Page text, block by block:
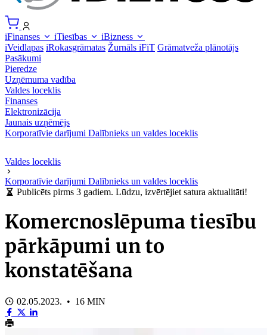
iFinanses iTiesības
iBizness
iVeidlapas iRokasgrāmatas Žurnāls iFiT Grāmatveža plānotājs
Pasākumi
Pieredze
Uzņēmuma vadība
Valdes loceklis
Finanses
Elektronizācija
Jaunais uzņēmējs
Korporatīvie darījumi Dalībnieks un valdes loceklis
Valdes loceklis
Korporatīvie darījumi Dalībnieks un valdes loceklis
Publicēts pirms 3 gadiem. Lūdzu, izvērtējiet satura aktualitāti!
Komercnoslēpuma tiesību
pārkāpumi un to
konstatēšana
02.05.2023. • 16 MIN